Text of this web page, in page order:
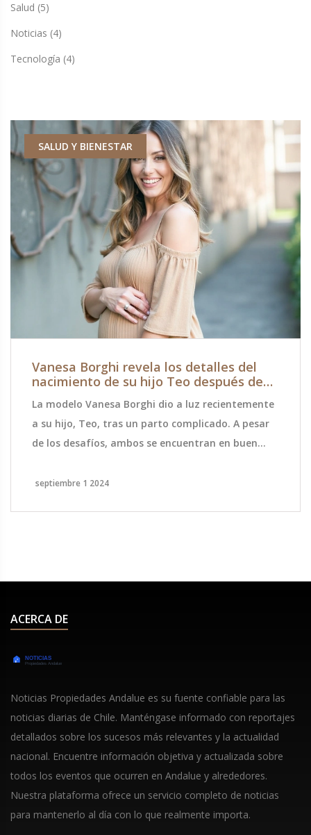
Salud (5)
Noticias (4)
Tecnología (4)
SALUD Y BIENESTAR
Vanesa Borghi revela los detalles del
nacimiento de su hijo Teo después de
La modelo Vanesa Borghi dio a luz recientemente
a su hijo, Teo, tras un parto complicado. A pesar
de los desafíos, ambos se encuentran en buen
después de haber sufrido una pérdida de
septiembre 1 2024
ACERCA DE
Noticias Propiedades Andalue es su fuente confiable para las
noticias diarias de Chile. Manténgase informado con reportajes
detallados sobre los sucesos más relevantes y la actualidad
nacional. Encuentre información objetiva y actualizada sobre
todos los eventos que ocurren en Andalue y alrededores.
Nuestra plataforma ofrece un servicio completo de noticias
para mantenerlo al día con lo que realmente importa.